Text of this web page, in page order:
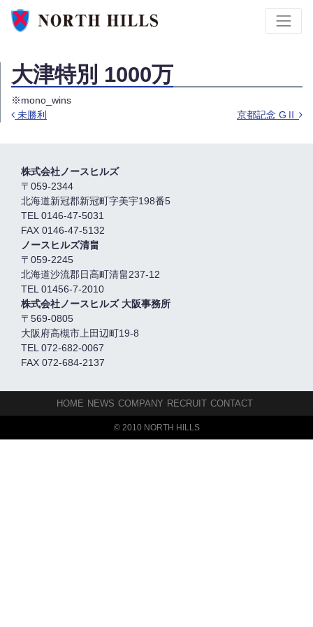
大津特別 1000万
※mono_wins
未勝利 京都記念 GⅡ
株式会社ノースヒルズ
〒059-2344
北海道新冠郡新冠町字美宇198番5
TEL 0146-47-5031
FAX 0146-47-5132
ノースヒルズ清畠
〒059-2245
北海道沙流郡日高町清畠237-12
TEL 01456-7-2010
株式会社ノースヒルズ 大阪事務所
〒569-0805
大阪府高槻市上田辺町19-8
TEL 072-682-0067
FAX 072-684-2137
HOME NEWS COMPANY RECRUIT CONTACT
© 2010 NORTH HILLS